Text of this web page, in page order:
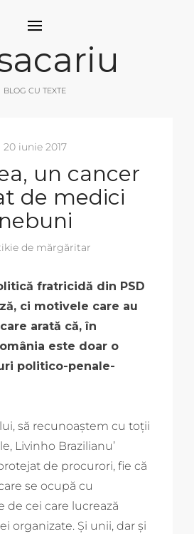
BLOG CU TEXTE
20 iunie 2017
un cancer
de medici
nebuni
de mărgăritar
fratricidă din PSD
ci motivele care au
arată că, în
este doar o
politico-penale-
să recunoaștem cu toții
Livinho Brazilianu’
de procurori, fie că
se ocupă cu
de cei care lucrează
organizate. Și unii, dar și